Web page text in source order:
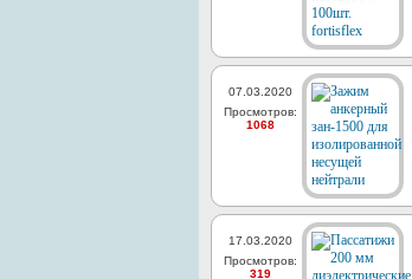
07.03.2020
Просмотров:
1068
17.03.2020
Просмотров:
319